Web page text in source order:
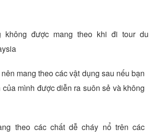
không được mang theo khi đi tour du
mang theo các vật dụng sau nếu bạn
mình được diễn ra suôn sẻ và không
theo các chất dễ cháy nổ trên các